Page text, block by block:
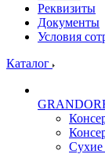
Реквизиты
Документы
Условия
Каталог
Сухие